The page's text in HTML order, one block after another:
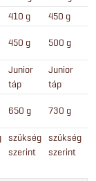
410 g 450 g
450 g 500 g
Junior
táp
Junior
táp
650 g 730 g
szükség
szerint
szükség
szerint